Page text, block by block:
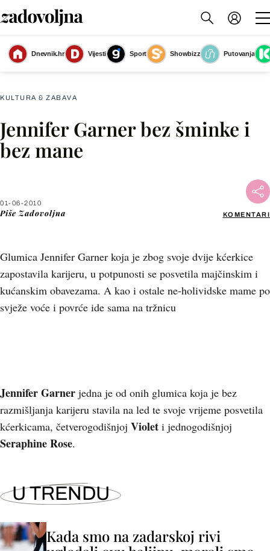
Dnevnik.hr Vijesti Sport Showbizz
Putovanja
Slika nije dostupna
KULTURA & ZABAVA
Jennifer Garner bez šminke i
bez mane
01-06-2010
Piše Zadovoljna KOMENTARI
Glumica Jennifer Garner koja je zbog svoje dvije kćerkice
zapostavila karijeru, u potpunosti se posvetila majčinskim i
kućanskim obavezama. A kao i ostale ne-holividske mame po
svježe voće i povrće ide sama na tržnicu
Facebook
Jennifer Garner jedna je od onih glumica koja je bez
razmišljanja karijeru stavila na led te svoje vrijeme posvetila
kćerkicama, četverogodišnjoj Violet i jednogodišnjoj
Seraphine Rose.
U TRENDU
Kada smo na zadarskoj rivi